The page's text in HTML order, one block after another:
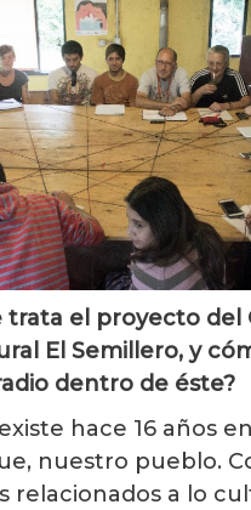
trata el proyecto del
El Semillero, y
dentro de éste?
hace 16 años
nuestro pueblo.
relacionados a lo